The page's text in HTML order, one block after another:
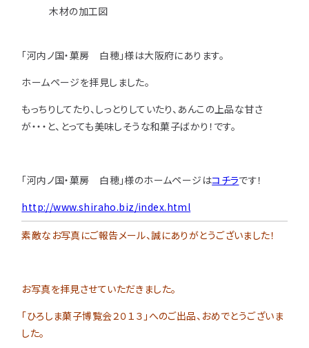
木材の加工図
「河内ノ国・菓房 白穂」様は大阪府にあります。
ホームページを拝見しました。
もっちりしてたり、しっとりしていたり、あんこの上品な甘さ
が・・・と、とっても美味しそうな和菓子ばかり！です。
「河内ノ国・菓房 白穂」様のホームページはコチラです！
http://www.shiraho.biz/index.html
素敵なお写真にご報告メール、誠にありがとうございました！
お写真を拝見させていただきました。
「ひろしま菓子博覧会２０１３」へのご出品、おめでとうございま
した。